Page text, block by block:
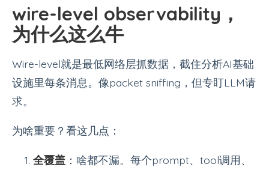
wire-level observability，
为什么这么牛
Wire-level就是最低网络层抓数据，截住分析AI基础
设施里每条消息。像packet sniffing，但专盯LLM请
求。
为啥重要？看这几点：
全覆盖 ：啥都不漏。每个prompt、tool调用、